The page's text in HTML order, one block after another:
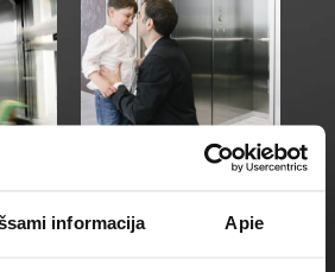
informacija Apie
Orona Next Essentia
Liftas